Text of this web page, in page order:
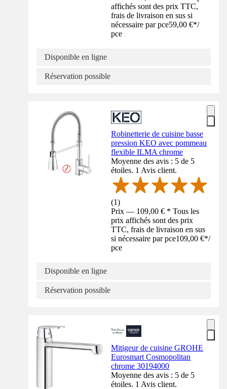
affichés sont des prix TTC,
frais de livraison en sus si
nécessaire par pce59,00 €*/
pce
Disponible en ligne
Réservation possible
Robinetterie de cuisine basse
pression KEO avec pommeau
flexible ILMA chrome
Moyenne des avis : 5 de 5
étoiles. 1 Avis client.
(1)
Prix — 109,00 € * Tous les
prix affichés sont des prix
TTC, frais de livraison en sus
si nécessaire par pce109,00 €*/
pce
Disponible en ligne
Réservation possible
Mitigeur de cuisine GROHE
Eurosmart Cosmopolitan
chrome 30194000
Moyenne des avis : 5 de 5
étoiles. 1 Avis client.